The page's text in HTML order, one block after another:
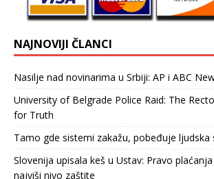
NAJNOVIJI ČLANCI
Nasilje nad novinarima u Srbiji: AP i ABC
University of Belgrade Police Raid: The
for Truth
Tamo gde sistemi zakažu, pobeđuje ljudska
Slovenija upisala keš u Ustav: Pravo
najviši nivo zaštite